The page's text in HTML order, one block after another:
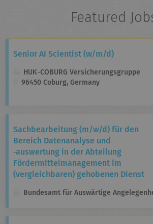
Featured
Senior AI Scientist (w/m/d)
HUK-COBURG Versicherungsgruppe
96450 Coburg, Germany
Sachbearbeitung (m/w/d) für den
Bereich Daten­analyse und
‑auswertung in der Abteilung
Fördermittel­management im
(vergleichbaren) gehobenen Dienst
Bundesamt für Auswärtige